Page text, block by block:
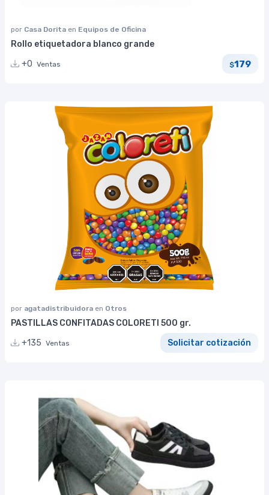
por Casa Dorita en Equipos de Oficina
Rollo etiquetadora blanco grande
+0 Ventas $179
por agatadistribuidora en Otros
PASTILLAS CONFITADAS COLORETI 500 gr.
+135 Ventas Solicitar cotización